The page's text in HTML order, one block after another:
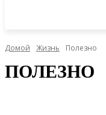
Домой Жизнь Полезно
ПОЛЕЗНО